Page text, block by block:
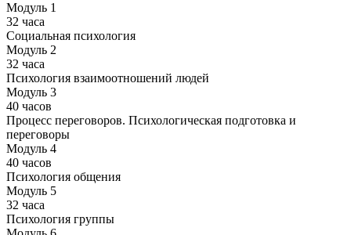
Модуль 1
32 часа
Социальная психология
Модуль 2
32 часа
Психология взаимоотношений людей
Модуль 3
40 часов
Процесс переговоров. Психологическая подготовка и
переговоры
Модуль 4
40 часов
Психология общения
Модуль 5
32 часа
Психология группы